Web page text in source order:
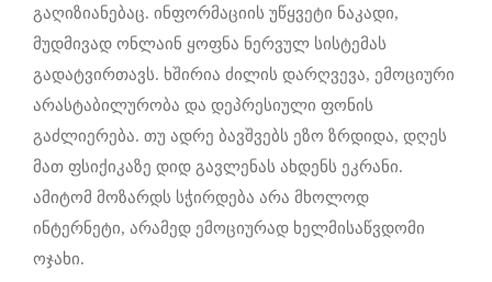
გაღიზიანებაც. ინფორმაციის უწყვეტი ნაკადი,
მუდმივად ონლაინ ყოფნა ნერვულ სისტემას
გადატვირთავს. ხშირია ძილის დარღვევა, ემოციური
არასტაბილურობა და დეპრესიული ფონის
გაძლიერება. თუ ადრე ბავშვებს ეზო ზრდიდა, დღეს
მათ ფსიქიკაზე დიდ გავლენას ახდენს ეკრანი.
ამიტომ მოზარდს სჭირდება არა მხოლოდ
ინტერნეტი, არამედ ემოციურად ხელმისაწვდომი
ოჯახი.